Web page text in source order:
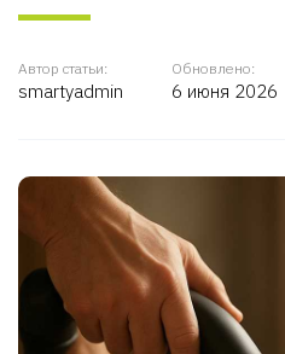
Автор статьи:
smartyadmin
Обновлено:
6 июня 2026